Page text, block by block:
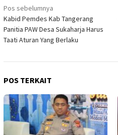
Navigasi
pos
Pos sebelumnya
Kabid Pemdes Kab Tangerang
Panitia PAW Desa Sukaharja Harus
Taati Aturan Yang Berlaku
POS TERKAIT